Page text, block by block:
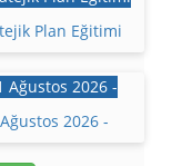
Plan Eğitimi
2026 -